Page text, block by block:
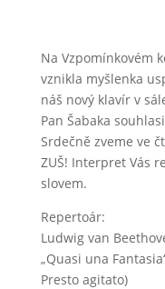
Na Vzpomínkovém
vznikla myšlenka
náš nový klavír v
Pan Šabaka
Srdečně zveme ve
ZUŠ! Interpret Vás
slovem.
Repertoár:
Ludwig van
„Quasi una
Presto agitato)